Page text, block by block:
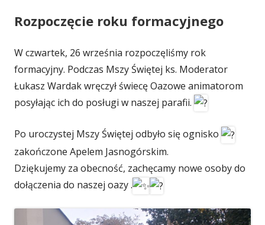
Rozpoczęcie roku formacyjnego
W czwartek, 26 września rozpoczęliśmy rok
formacyjny. Podczas Mszy Świętej ks. Moderator
Łukasz Wardak wręczył świecę Oazowe animatorom
posyłając ich do posługi w naszej parafii.
Po uroczystej Mszy Świętej odbyło się ognisko
zakończone Apelem Jasnogórskim.
Dziękujemy za obecność, zachęcamy nowe osoby do
dołączenia do naszej oazy .